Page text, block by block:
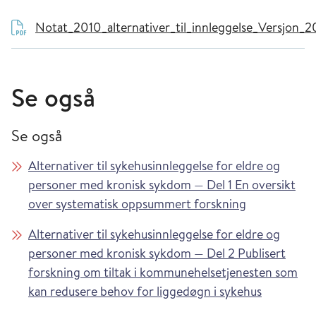
Se også
Se også
Alternativer til sykehusinnleggelse for eldre og
personer med kronisk sykdom — Del 1 En oversikt
over systematisk oppsummert forskning
Alternativer til sykehusinnleggelse for eldre og
personer med kronisk sykdom — Del 2 Publisert
forskning om tiltak i kommunehelsetjenesten som
kan redusere behov for liggedøgn i sykehus